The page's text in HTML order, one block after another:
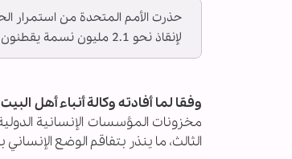
حذرت الأمم المتحدة من استمرار
لإنقاذ نحو 2.1 مليون نسمة يقطنون القطاع.
وفقا لما أفادته وكالة أنباء أهل البيت
مخزونات المؤسسات الإنسانية
الثالث، ما ينذر بتفاقم الوضع